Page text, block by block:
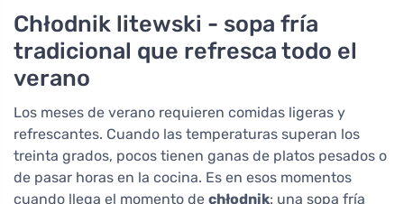
Chłodnik litewski - sopa fría
tradicional que refresca todo el
verano
Los meses de verano requieren comidas ligeras y
refrescantes. Cuando las temperaturas superan los
treinta grados, pocos tienen ganas de platos pesados o
de pasar horas en la cocina. Es en esos momentos
cuando llega el momento de chłodnik: una sopa fría